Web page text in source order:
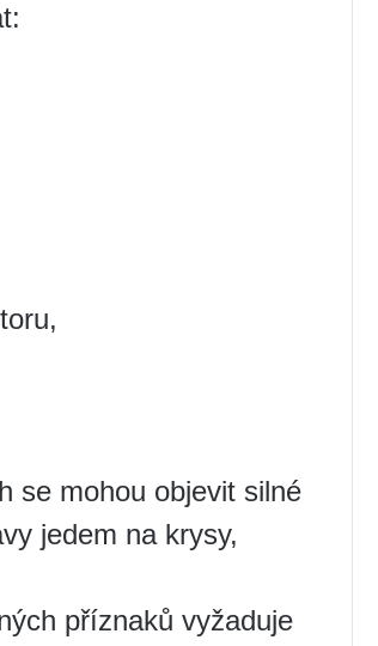
se mohou objevit silné
jedem na krysy,
příznaků vyžaduje